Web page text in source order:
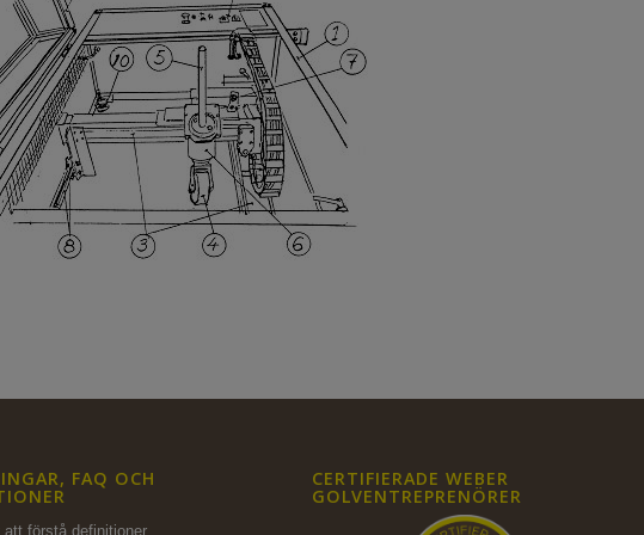
FAQ OCH
att förstå definitioner,
CERTIFIERADE WEBER
GOLVENTREPRENÖRER